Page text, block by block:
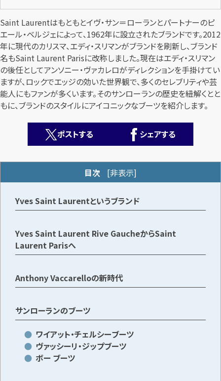
カンタン無料
最短1分！今すぐ査定金額をお伝えいたします
まずはお電話で無料査定
メールで無料相談する
Saint Laurentはもともとイヴ・サン＝ローランとパートナーのピ
エール・ベルジェによって、1962年に設立されたブランドです。2012
年に現代のカリスマ、エディ・スリマンがブランドを刷新し、ブランド
名もSaint Laurent Parisに改称しました。現在はエディ・スリマン
の後任としてアンソニー・ヴァカレロがディレクションを手掛けてい
ますが、ロックでエッジの効いた世界観で、多くのセレブリティや芸
能人にもファンが多くいます。そのサンローランの歴史を紐解くとと
もに、ブランドのスタイルにアイコニックなブーツを紹介します。
ポストする シェアする
目次 [非表示]
Yves Saint Laurentというブランド
Yves Saint Laurent Rive GaucheからSaint
Laurent Parisへ
Anthony Vaccarelloの新時代
サンローランのブーツ
ワイアット・チェルシーブーツ
ヴァッシーリ・ジップブーツ
ボー ブーツ